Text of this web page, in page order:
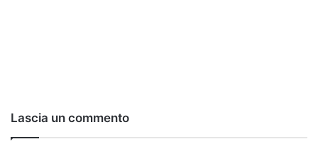
Lascia un commento